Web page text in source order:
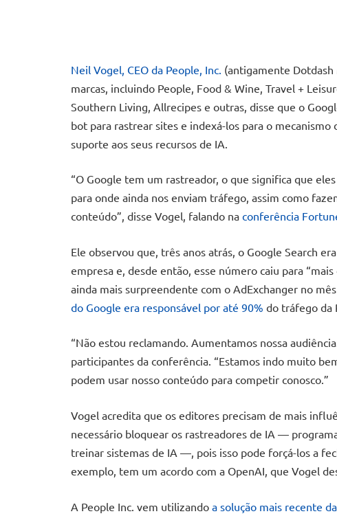
Neil Vogel, CEO da People, Inc. (antigamente
marcas, incluindo People, Food & Wine, Travel +
Southern Living, Allrecipes e outras, disse que o
bot para rastrear sites e indexá-los para o mecanismo
suporte aos seus recursos de IA.
“O Google tem um rastreador, o que significa que
para onde ainda nos enviam tráfego, assim como
conteúdo”, disse Vogel, falando na conferência
Ele observou que, três anos atrás, o Google Search
empresa e, desde então, esse número caiu para
ainda mais surpreendente com o AdExchanger no
do Google era responsável por até 90% do tráfego da
“Não estou reclamando. Aumentamos nossa
participantes da conferência. “Estamos indo muito
podem usar nosso conteúdo para competir conosco.”
Vogel acredita que os editores precisam de mais
necessário bloquear os rastreadores de IA —
treinar sistemas de IA —, pois isso pode forçá-los a
exemplo, tem um acordo com a OpenAI, que Vogel
A People Inc. vem utilizando a solução mais recente